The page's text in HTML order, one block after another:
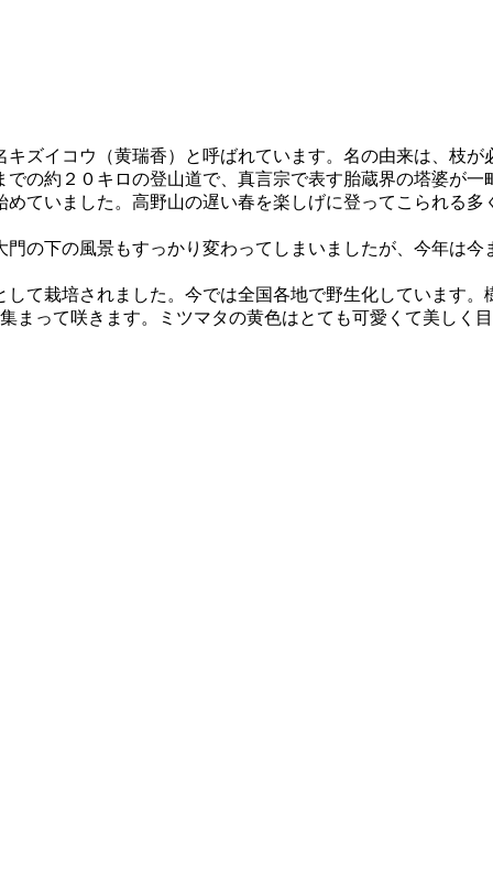
ズイコウ（黄瑞香）と呼ばれています。名の由来は、枝
の約２０キロの登山道で、真言宗で表す胎蔵界の塔婆が
ていました。高野山の遅い春を楽しげに登ってこられる
の下の風景もすっかり変わってしまいましたが、今年は
て栽培されました。今では全国各地で野生化しています
まって咲きます。ミツマタの黄色はとても可愛くて美しく